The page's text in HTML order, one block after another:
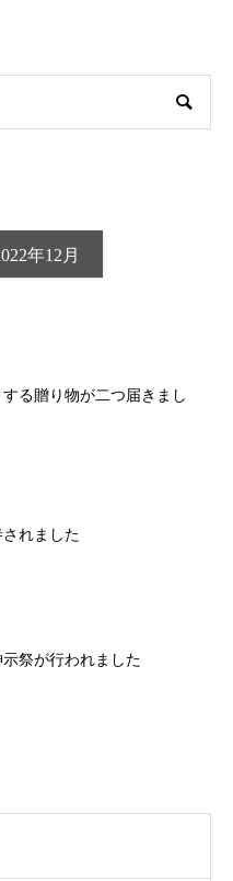
年12月
る贈り物が二つ届きまし
れました
祭が行われました